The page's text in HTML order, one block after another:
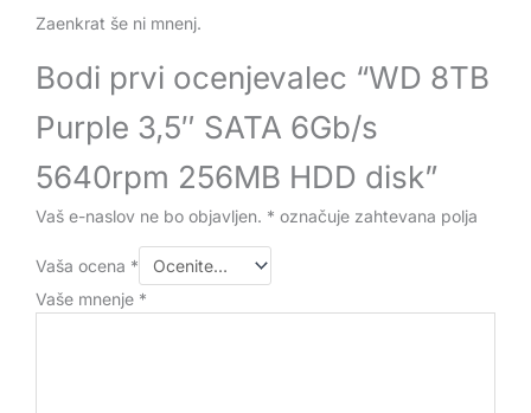
Zaenkrat še ni mnenj.
Bodi prvi ocenjevalec “WD 8TB
Purple 3,5″ SATA 6Gb/s
5640rpm 256MB HDD disk”
Vaš e-naslov ne bo objavljen. * označuje zahtevana polja
Vaša ocena *
Vaše mnenje *